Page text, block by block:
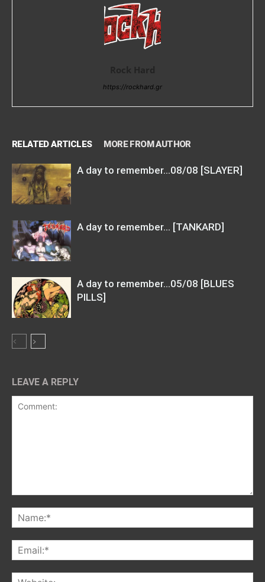
https://rockhard.gr
RELATED ARTICLES MORE FROM AUTHOR
A day to remember…08/08 [SLAYER]
A day to remember… [TANKARD]
A day to remember…05/08 [BLUES
PILLS]
LEAVE A REPLY